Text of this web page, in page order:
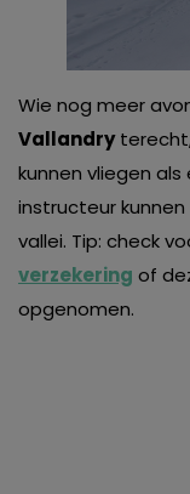
Wie nog meer
Vallandry
kunnen vliegen
instructeur kunnen
vallei. Tip: check
verzekering of
opgenomen.